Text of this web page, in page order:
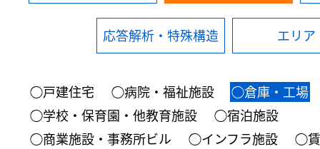
応答解析・特殊構造 エリア
◯戸建住宅 ◯病院・福祉施設
◯倉庫・工場
◯学校・保育園・他教育施設
◯宿泊施設
◯商業施設・事務所ビル
◯インフラ施設
◯賃